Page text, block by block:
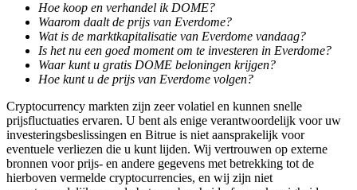
Big data-analyse inclusief handelsinformatie, enz.
Gids
Hoe koop en verhandel ik DOME?
Waarom daalt de prijs van Everdome?
Wat is de marktkapitalisatie van Everdome vandaag?
Is het nu een goed moment om te investeren in Everdome?
Waar kunt u gratis DOME beloningen krijgen?
Hoe kunt u de prijs van Everdome volgen?
Cryptocurrency markten zijn zeer volatiel en kunnen snelle
prijsfluctuaties ervaren. U bent als enige verantwoordelijk voor uw
investeringsbeslissingen en Bitrue is niet aansprakelijk voor
eventuele verliezen die u kunt lijden. Wij vertrouwen op externe
bronnen voor prijs- en andere gegevens met betrekking tot de
hierboven vermelde cryptocurrencies, en wij zijn niet